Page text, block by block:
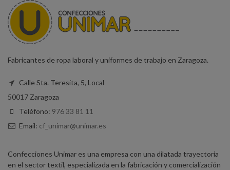
Fabricantes de ropa laboral y uniformes de trabajo en Zaragoza.
Calle Sta. Teresita, 5, Local
50017 Zaragoza
Teléfono: 976 33 81 11
Email: cf_unimar@unimar.es
Confecciones Unimar es una empresa con una dilatada trayectoria
en el sector textil, especializada en la fabricación y comercialización